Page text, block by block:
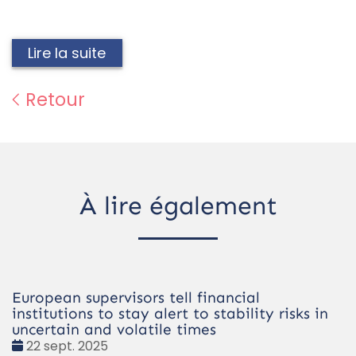
Lire la suite
Retour
À lire également
European supervisors tell financial
institutions to stay alert to stability risks in
uncertain and volatile times
Date
22 sept. 2025